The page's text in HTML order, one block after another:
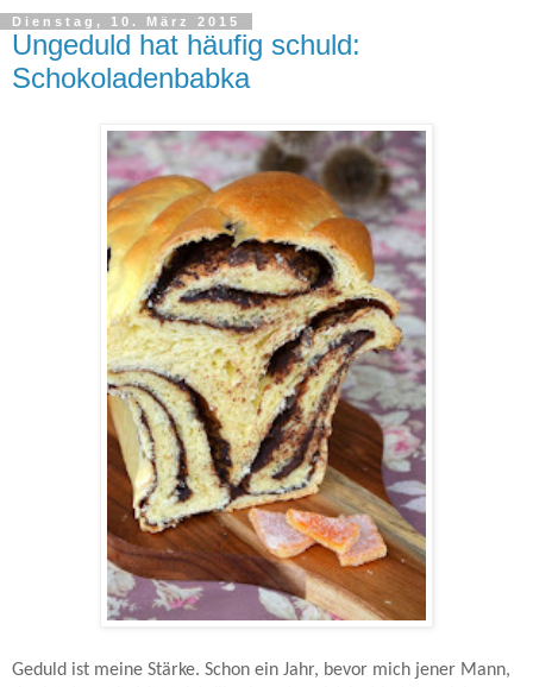
Dienstag, 10. März 2015
Ungeduld hat häufig schuld:
Schokoladenbabka
Geduld ist meine Stärke. Schon ein Jahr, bevor mich jener Mann,